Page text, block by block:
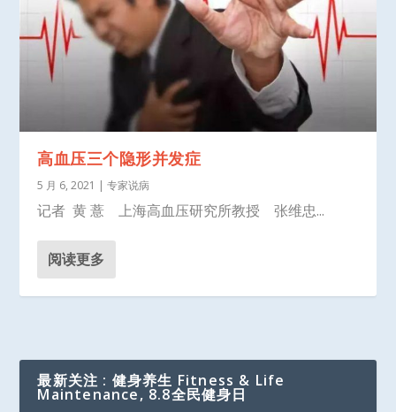
高血压三个隐形并发症
5 月 6, 2021 |专家说病
记者 黄 薏 上海高血压研究所教授 张维忠...
阅读更多
最新关注 : 健身养生 Fitness & Life
Maintenance, 8.8全民健身日